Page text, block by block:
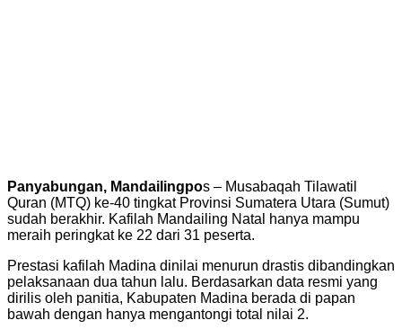
Panyabungan, Mandailingpos – Musabaqah Tilawatil
Quran (MTQ) ke-40 tingkat Provinsi Sumatera Utara (Sumut)
sudah berakhir. Kafilah Mandailing Natal hanya mampu
meraih peringkat ke 22 dari 31 peserta.
Prestasi kafilah Madina dinilai menurun drastis dibandingkan
pelaksanaan dua tahun lalu. Berdasarkan data resmi yang
dirilis oleh panitia, Kabupaten Madina berada di papan
bawah dengan hanya mengantongi total nilai 2.